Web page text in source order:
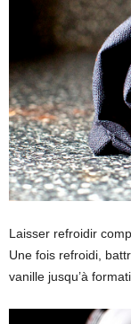
Laisser refroidir
Une fois refroidi,
vanille jusqu’à